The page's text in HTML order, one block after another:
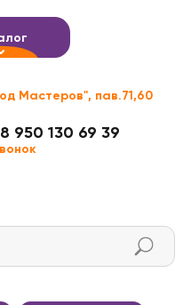
Мастеров", пав.71,60
8 950 130 69 39